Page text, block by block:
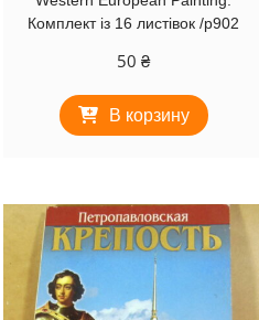
Комплект із 16 листівок /р902
50 ₴
В корзину